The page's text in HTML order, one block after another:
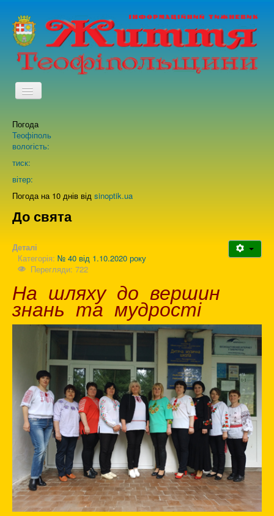
TPL_PROTOSTAR_TOGGLE_MENU
Про нас
Погода
Теофіполь
вологість:
тиск:
вітер:
Погода на 10 днів від sinoptik.ua
До свята
Деталі
Категорія: № 40 від 1.10.2020 року
Перегляди: 722
На шляху до вершин
знань та мудрості